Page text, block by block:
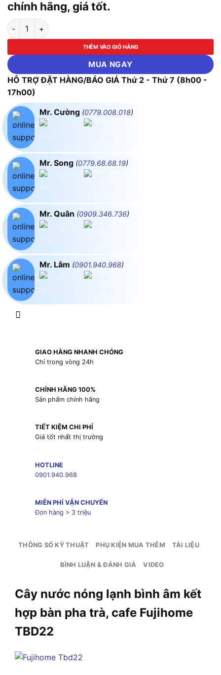
chính hãng, giá tốt.
Cây nước nóng lạnh bình âm kết hợp bàn pha trà, cafe
THÊM VÀO GIỎ HÀNG
MUA NGAY
HỖ TRỢ ĐẶT HÀNG/BÁO GIÁ Thứ 2 - Thứ 7 (8h00 -
17h00)
Mr. Cường (0779.008.018)
Mr. Song (0779.68.68.19)
Mr. Quân (0909.346.736)
Mr. Lâm (0901.940.968)
GIAO HÀNG NHANH CHÓNG
Chỉ trong vòng 24h
CHÍNH HÃNG 100%
Sản phẩm chính hãng
TIẾT KIỆM CHI PHÍ
Giá tốt nhất thị trường
HOTLINE
0901.940.968
MIỄN PHÍ VẬN CHUYỂN
Đơn hàng > 3 triệu
THÔNG SỐ KỸ THUẬT PHỤ KIỆN MUA THÊM TÀI LIỆU
BÌNH LUẬN & ĐÁNH GIÁ VIDEO
Cây nước nóng lạnh bình âm kết
hợp bàn pha trà, cafe Fujihome
TBD22